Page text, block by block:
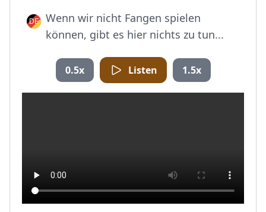
Wenn wir nicht Fangen spielen
können, gibt es hier nichts zu tun...
0.5x Listen 1.5x